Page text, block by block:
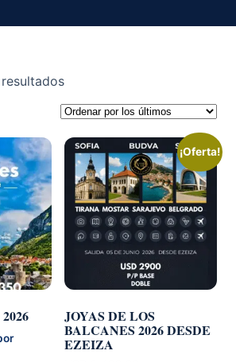
Ordenado
por
los
últimos
¡Oferta!
JOYAS DE LOS
BALCANES 2026 DESDE
EZEIZA